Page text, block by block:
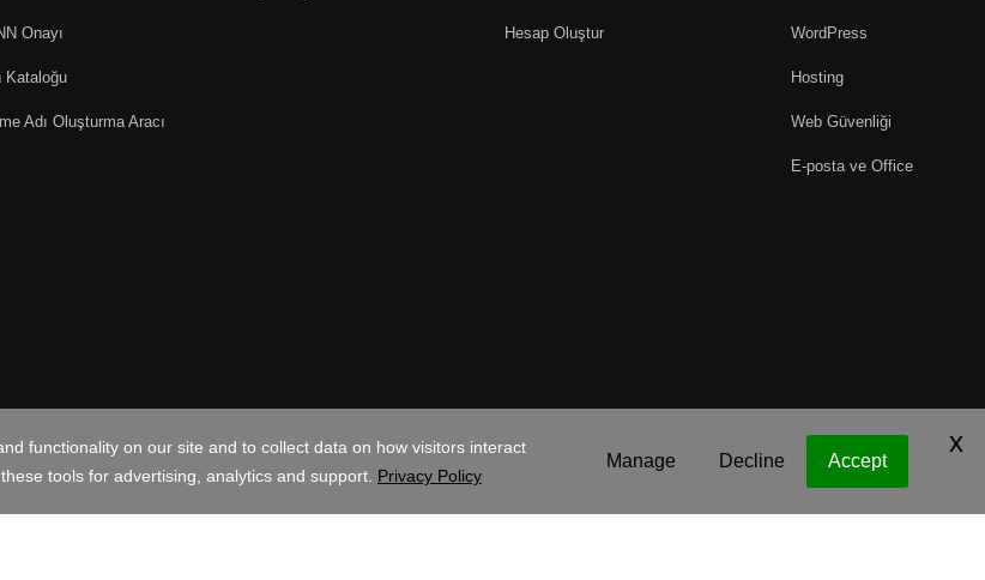
Onayı
Kataloğu
Adı Oluşturma Aracı
Hesap Oluştur WordPress
Hosting
Web Güvenliği
E-posta ve Office